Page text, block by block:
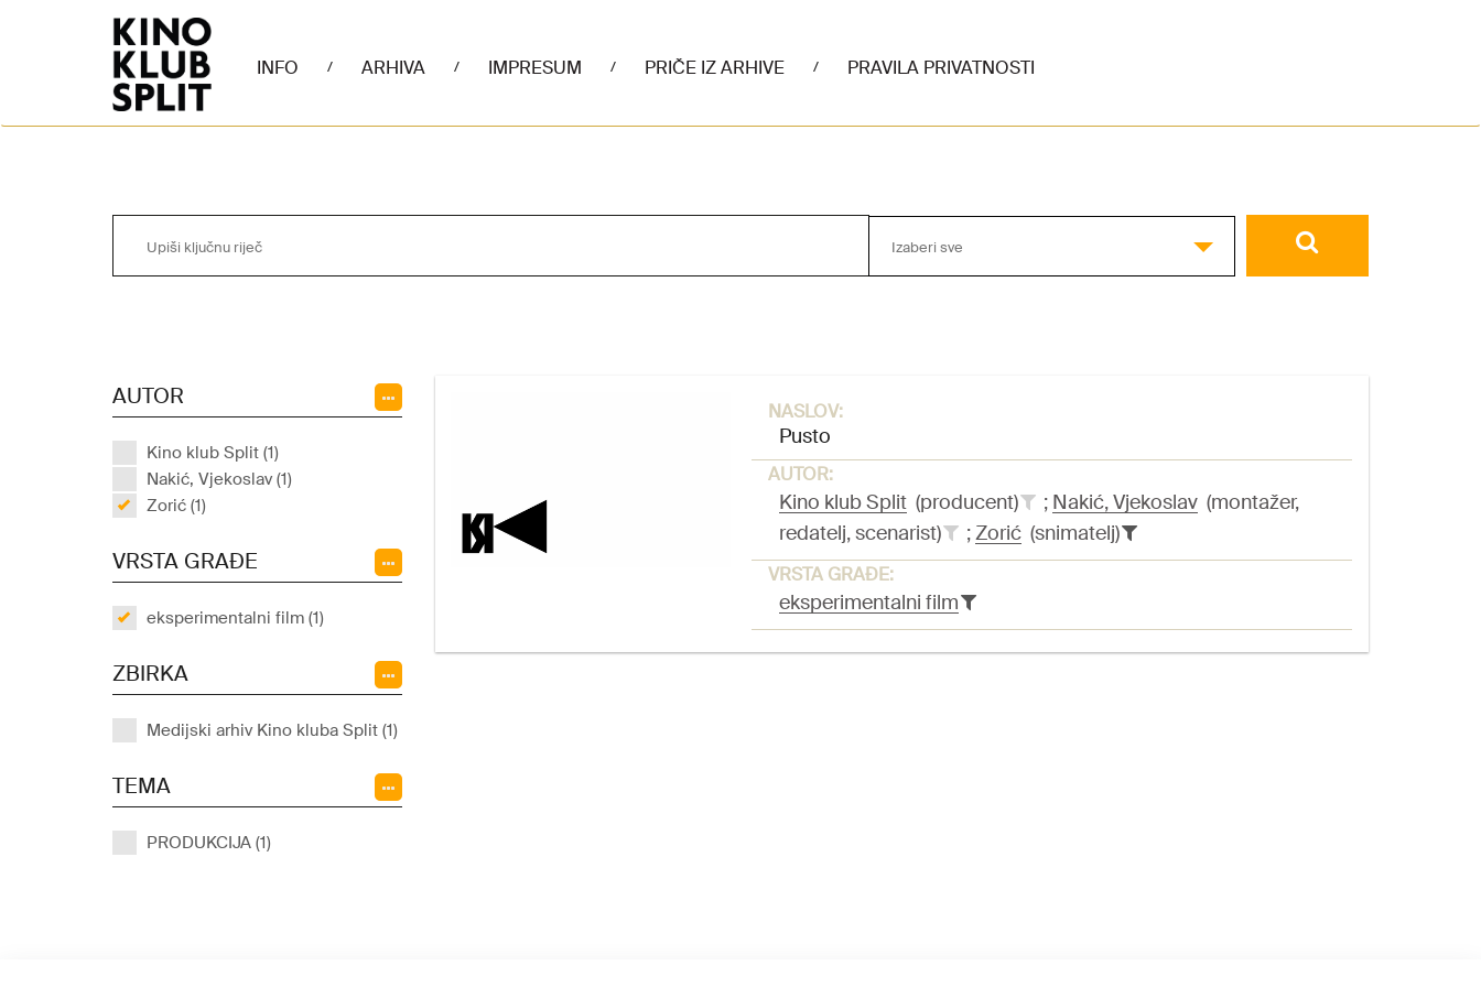
INFO / ARHIVA / IMPRESUM / PRIČE IZ ARHIVE / PRAVILA PRIVATNOSTI
Izaberi sve
AUTOR
Kino klub Split (1)
Nakić, Vjekoslav (1)
Zorić (1)
VRSTA GRAĐE
eksperimentalni film (1)
ZBIRKA
Medijski arhiv Kino kluba Split (1)
TEMA
PRODUKCIJA (1)
NASLOV:
Pusto
AUTOR:
Kino klub Split(producent) ; Nakić, Vjekoslav(montažer,
redatelj, scenarist)
;Zorić(snimatelj)
VRSTA GRAĐE:
eksperimentalni film